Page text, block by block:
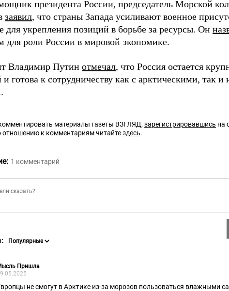
президента России, председатель Морской
заявил, что страны Запада усиливают военное
для укрепления позиций в борьбе за ресурсы. Он
для роли России в мировой экономике.
Владимир Путин отмечал, что Россия остается
и готова к сотрудничеству как с арктическими, так и
материалы газеты ВЗГЛЯД, зарегистрировавшись на
отношению к комментариям читайтездесь.
1 комментарий
Пришла
не смогут в Арктике из-за морозов пользоваться влажными